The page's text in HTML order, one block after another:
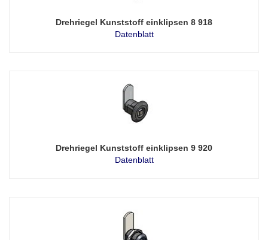
Drehriegel Kunststoff einklipsen 8 918
Datenblatt
Drehriegel Kunststoff einklipsen 9 920
Datenblatt